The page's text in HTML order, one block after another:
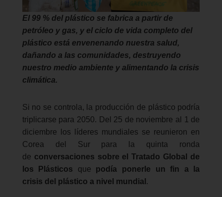
El 99 % del plástico se fabrica a partir de
petróleo y gas, y el ciclo de vida completo del
plástico está envenenando nuestra salud,
dañando a las comunidades, destruyendo
nuestro medio ambiente y alimentando la crisis
climática.
Si no se controla, la producción de plástico podría
triplicarse para 2050. Del 25 de noviembre al 1 de
diciembre los líderes mundiales se reunieron en
Corea del Sur para la quinta ronda
de conversaciones sobre el Tratado Global de
los Plásticos que podía ponerle un fin a la
crisis del plástico a nivel mundial .